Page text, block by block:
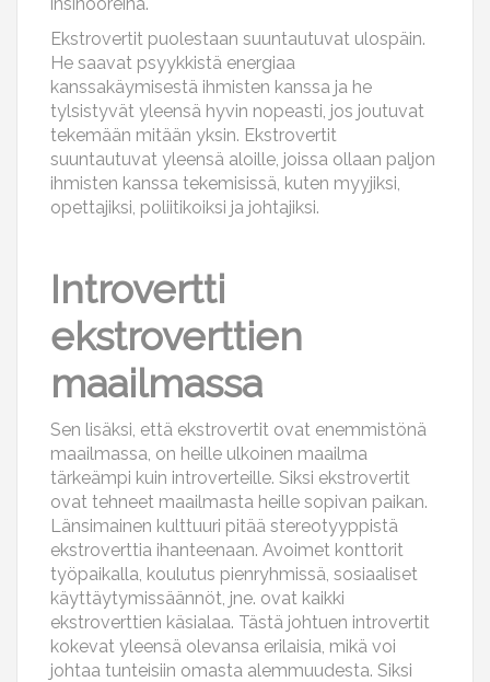
Ekstrovertit puolestaan suuntautuvat ulospäin.
He saavat psyykkistä energiaa
kanssakäymisestä ihmisten kanssa ja he
tylsistyvät yleensä hyvin nopeasti, jos joutuvat
tekemään mitään yksin. Ekstrovertit
suuntautuvat yleensä aloille, joissa ollaan paljon
ihmisten kanssa tekemisissä, kuten myyjiksi,
opettajiksi, poliitikoiksi ja johtajiksi.
Introvertti
ekstroverttien
maailmassa
Sen lisäksi, että ekstrovertit ovat enemmistönä
maailmassa, on heille ulkoinen maailma
tärkeämpi kuin introverteille. Siksi ekstrovertit
ovat tehneet maailmasta heille sopivan paikan.
Länsimainen kulttuuri pitää stereotyyppistä
ekstroverttia ihanteenaan. Avoimet konttorit
työpaikalla, koulutus pienryhmissä, sosiaaliset
käyttäytymissäännöt, jne. ovat kaikki
ekstroverttien käsialaa. Tästä johtuen introvertit
kokevat yleensä olevansa erilaisia, mikä voi
johtaa tunteisiin omasta alemmuudesta. Siksi